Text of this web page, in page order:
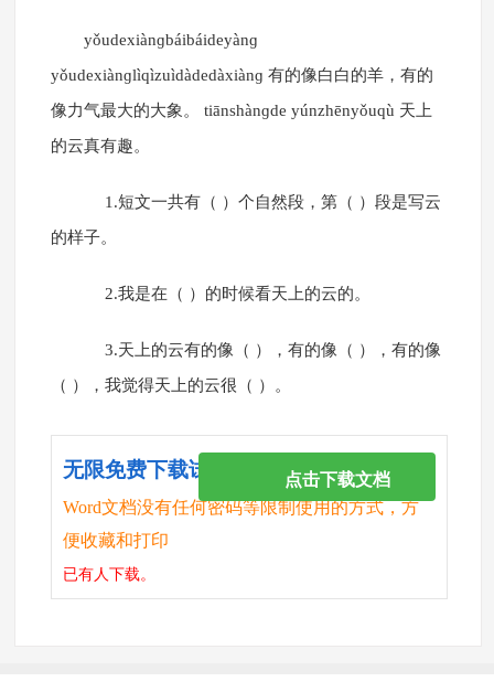
yǒudexiànɡbáibáideyànɡ
yǒudexiànɡlìqìzuìdàdedàxiànɡ 有的像白白的羊，有的
像力气最大的大象。 tiānshànɡde yúnzhēnyǒuqù 天上
的云真有趣。
1.短文一共有（ ）个自然段，第（ ）段是写云
的样子。
2.我是在（ ）的时候看天上的云的。
3.天上的云有的像（ ），有的像（ ），有的像
（ ），我觉得天上的云很（ ）。
无限免费下载试卷
Word文档没有任何密码等限制使用的方式，方
便收藏和打印
已有人下载。
点击下载文档